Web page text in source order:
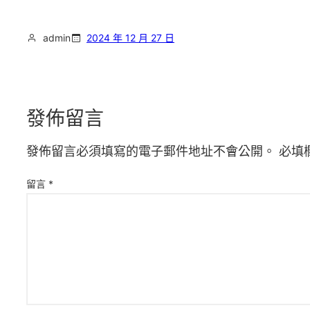
admin 2024 年 12 月 27 日
發佈留言
發佈留言必須填寫的電子郵件地址不會公開。 必填
留言 *